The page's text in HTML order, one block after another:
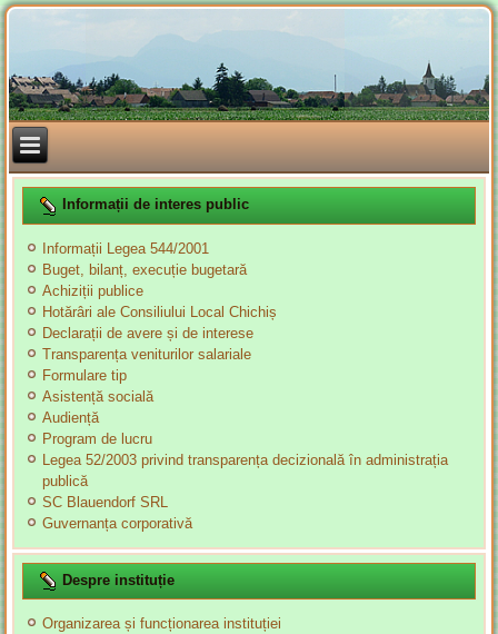
Informații de interes public
Informații Legea 544/2001
Buget, bilanț, execuție bugetară
Achiziții publice
Hotărâri ale Consiliului Local Chichiș
Declarații de avere și de interese
Transparența veniturilor salariale
Formulare tip
Asistență socială
Audiență
Program de lucru
Legea 52/2003 privind transparența decizională în administrația
publică
SC Blauendorf SRL
Guvernanța corporativă
Despre instituție
Organizarea și funcționarea instituției